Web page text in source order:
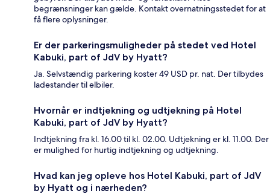
begrænsninger kan gælde. Kontakt overnatningsstedet for at
få flere oplysninger.
Er der parkeringsmuligheder på stedet ved Hotel
Kabuki, part of JdV by Hyatt?
Ja. Selvstændig parkering koster 49 USD pr. nat. Der tilbydes
ladestander til elbiler.
Hvornår er indtjekning og udtjekning på Hotel
Kabuki, part of JdV by Hyatt?
Indtjekning fra kl. 16.00 til kl. 02.00. Udtjekning er kl. 11.00. Der
er mulighed for hurtig indtjekning og udtjekning.
Hvad kan jeg opleve hos Hotel Kabuki, part of JdV
by Hyatt og i nærheden?